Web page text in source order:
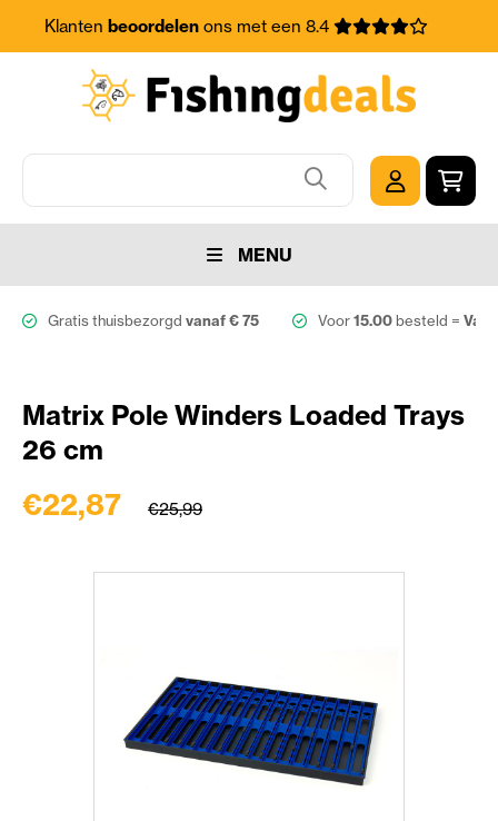
Klanten beoordelenons met een 8.4
MENU
Gratis thuisbezorgd vanaf € 75 Voor15.00besteld =
Matrix Pole Winders Loaded Trays
26 cm
€22,87 €25,99